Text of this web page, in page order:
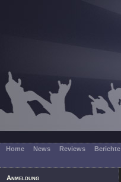
Home News Reviews Berichte
Anmeldung